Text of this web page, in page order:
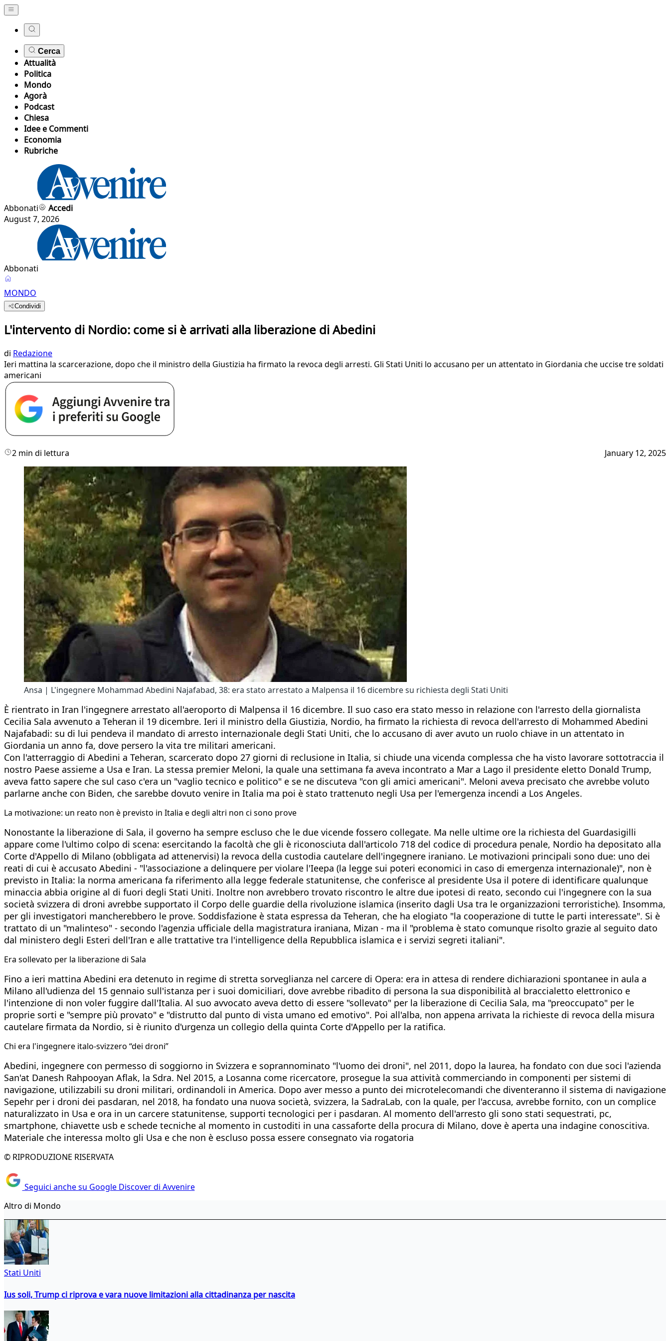
Cerca
Attualità
Politica
Mondo
Agorà
Podcast
Chiesa
Idee e Commenti
Economia
Rubriche
Abbonati
Accedi
August 7, 2026
Abbonati
MONDO
Condividi
L'intervento di Nordio: come si è arrivati alla liberazione di Abedini
di Redazione
Ieri mattina la scarcerazione, dopo che il ministro della Giustizia ha firmato la revoca degli arresti. Gli Stati Uniti lo accusano per un attentato in Giordania che uccise tre soldati
americani
2 min di lettura January 12, 2025
Ansa | L'ingegnere Mohammad Abedini Najafabad, 38: era stato arrestato a Malpensa il 16 dicembre su richiesta degli Stati Uniti
È rientrato in Iran l'ingegnere arrestato all'aeroporto di Malpensa il 16 dicembre. Il suo caso era stato messo in relazione con l'arresto della giornalista
Cecilia Sala avvenuto a Teheran il 19 dicembre. Ieri il ministro della Giustizia, Nordio, ha firmato la richiesta di revoca dell'arresto di Mohammed Abedini
Najafabadi: su di lui pendeva il mandato di arresto internazionale degli Stati Uniti, che lo accusano di aver avuto un ruolo chiave in un attentato in
Giordania un anno fa, dove persero la vita tre militari americani.
Con l'atterraggio di Abedini a Teheran, scarcerato dopo 27 giorni di reclusione in Italia, si chiude una vicenda complessa che ha visto lavorare sottotraccia il
nostro Paese assieme a Usa e Iran. La stessa premier Meloni, la quale una settimana fa aveva incontrato a Mar a Lago il presidente eletto Donald Trump,
aveva fatto sapere che sul caso c'era un "vaglio tecnico e politico" e se ne discuteva "con gli amici americani". Meloni aveva precisato che avrebbe voluto
parlarne anche con Biden, che sarebbe dovuto venire in Italia ma poi è stato trattenuto negli Usa per l'emergenza incendi a Los Angeles.
La motivazione: un reato non è previsto in Italia e degli altri non ci sono prove
Nonostante la liberazione di Sala, il governo ha sempre escluso che le due vicende fossero collegate. Ma nelle ultime ore la richiesta del Guardasigilli
appare come l'ultimo colpo di scena: esercitando la facoltà che gli è riconosciuta dall'articolo 718 del codice di procedura penale, Nordio ha depositato alla
Corte d'Appello di Milano (obbligata ad attenervisi) la revoca della custodia cautelare dell'ingegnere iraniano. Le motivazioni principali sono due: uno dei
reati di cui è accusato Abedini - "l'associazione a delinquere per violare l'Ieepa (la legge sui poteri economici in caso di emergenza internazionale)", non è
previsto in Italia: la norma americana fa riferimento alla legge federale statunitense, che conferisce al presidente Usa il potere di identificare qualunque
minaccia abbia origine al di fuori degli Stati Uniti. Inoltre non avrebbero trovato riscontro le altre due ipotesi di reato, secondo cui l'ingegnere con la sua
società svizzera di droni avrebbe supportato il Corpo delle guardie della rivoluzione islamica (inserito dagli Usa tra le organizzazioni terroristiche). Insomma,
per gli investigatori mancherebbero le prove. Soddisfazione è stata espressa da Teheran, che ha elogiato "la cooperazione di tutte le parti interessate". Si è
trattato di un "malinteso" - secondo l'agenzia ufficiale della magistratura iraniana, Mizan - ma il "problema è stato comunque risolto grazie al seguito dato
dal ministero degli Esteri dell'Iran e alle trattative tra l'intelligence della Repubblica islamica e i servizi segreti italiani".
Era sollevato per la liberazione di Sala
Fino a ieri mattina Abedini era detenuto in regime di stretta sorveglianza nel carcere di Opera: era in attesa di rendere dichiarazioni spontanee in aula a
Milano all'udienza del 15 gennaio sull'istanza per i suoi domiciliari, dove avrebbe ribadito di persona la sua disponibilità al braccialetto elettronico e
l'intenzione di non voler fuggire dall'Italia. Al suo avvocato aveva detto di essere "sollevato" per la liberazione di Cecilia Sala, ma "preoccupato" per le
proprie sorti e "sempre più provato" e "distrutto dal punto di vista umano ed emotivo". Poi all'alba, non appena arrivata la richieste di revoca della misura
cautelare firmata da Nordio, si è riunito d'urgenza un collegio della quinta Corte d'Appello per la ratifica.
Chi era l'ingegnere italo-svizzero “dei droni”
Abedini, ingegnere con permesso di soggiorno in Svizzera e soprannominato "l'uomo dei droni", nel 2011, dopo la laurea, ha fondato con due soci l'azienda
San'at Danesh Rahpooyan Aflak, la Sdra. Nel 2015, a Losanna come ricercatore, prosegue la sua attività commerciando in componenti per sistemi di
navigazione, utilizzabili su droni militari, ordinandoli in America. Dopo aver messo a punto dei microtelecomandi che diventeranno il sistema di navigazione
Sepehr per i droni dei pasdaran, nel 2018, ha fondato una nuova società, svizzera, la SadraLab, con la quale, per l'accusa, avrebbe fornito, con un complice
naturalizzato in Usa e ora in un carcere statunitense, supporti tecnologici per i pasdaran. Al momento dell'arresto gli sono stati sequestrati, pc,
smartphone, chiavette usb e schede tecniche al momento in custoditi in una cassaforte della procura di Milano, dove è aperta una indagine conoscitiva.
Materiale che interessa molto gli Usa e che non è escluso possa essere consegnato via rogatoria
© RIPRODUZIONE RISERVATA
Seguici anche su Google Discover di Avvenire
Altro di Mondo
Stati Uniti
Ius soli, Trump ci riprova e vara nuove limitazioni alla cittadinanza per nascita